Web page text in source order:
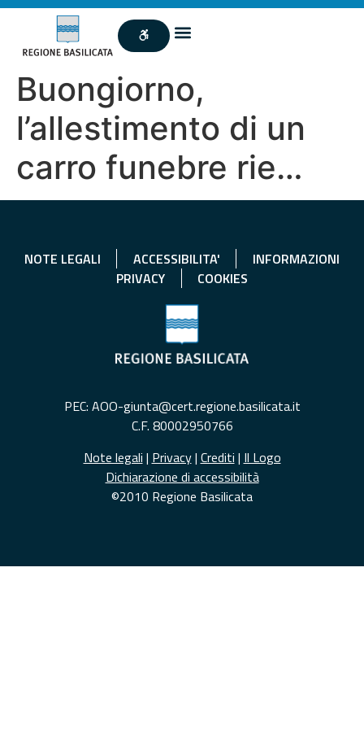
Buongiorno,
l’allestimento di un
carro funebre rie…
NOTE LEGALI ACCESSIBILITA'
INFORMAZIONI
PRIVACY
COOKIES
PEC: AOO-giunta@cert.regione.basilicata.it
C.F. 80002950766
Note legali | Privacy| Crediti | Il Logo
Dichiarazione di accessibilità
©2010 Regione Basilicata